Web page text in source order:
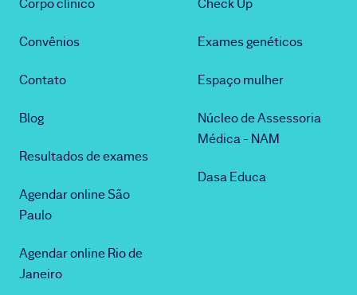
Corpo clínico
Convênios
Contato
Blog
Resultados de exames
Agendar online São
Paulo
Agendar online Rio de
Janeiro
Check Up
Exames genéticos
Espaço mulher
Núcleo de Assessoria
Médica - NAM
Dasa Educa